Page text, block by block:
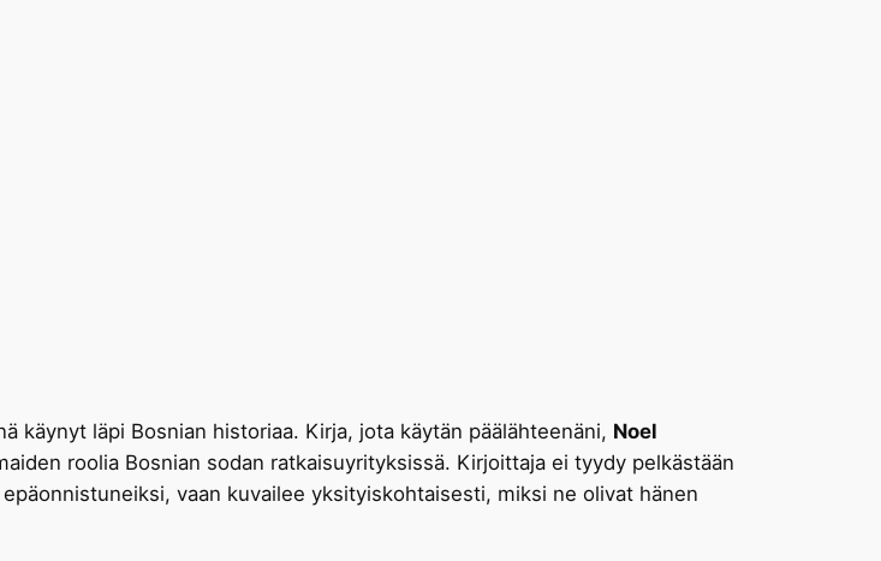
käynyt läpi Bosnian historiaa. Kirja, jota käytän päälähteenäni, Noel
roolia Bosnian sodan ratkaisuyrityksissä. Kirjoittaja ei tyydy pelkästään
vaan kuvailee yksityiskohtaisesti, miksi ne olivat hänen